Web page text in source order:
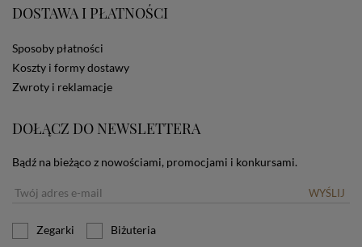
DOSTAWA I PŁATNOŚCI
Sposoby płatności
Koszty i formy dostawy
Zwroty i reklamacje
DOŁĄCZ DO NEWSLETTERA
Bądź na bieżąco z nowościami, promocjami i konkursami.
WYŚLIJ
Zegarki Biżuteria